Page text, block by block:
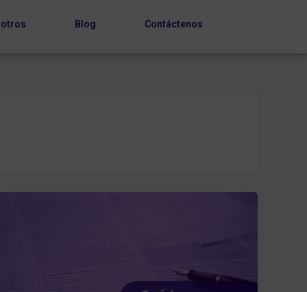
Blog Contáctenos